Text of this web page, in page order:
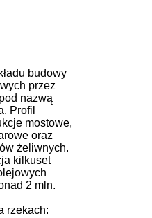
budowy
przez
nazwą
Profil
mostowe,
oraz
żeliwnych.
kilkuset
2 mln.
rzekach: